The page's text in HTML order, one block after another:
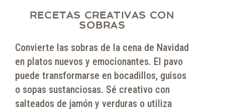
RECETAS CREATIVAS CON
SOBRAS
Convierte las sobras de la cena de Navidad
en platos nuevos y emocionantes. El pavo
puede transformarse en bocadillos, guisos
o sopas sustanciosas. Sé creativo con
salteados de jamón y verduras o utiliza